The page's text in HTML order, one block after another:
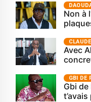
Non à
Avec
GBI DE
Gbi de